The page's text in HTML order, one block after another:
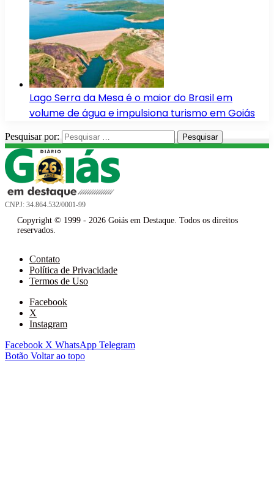
Lago Serra da Mesa é o maior do Brasil em
volume de água e impulsiona turismo em Goiás
Pesquisar por:
CNPJ: 34.864.532/0001-99
Copyright © 1999 - 2026 Goiás em Destaque. Todos os direitos
reservados.
Contato
Política de Privacidade
Termos de Uso
Facebook
X
Instagram
Facebook X WhatsApp Telegram
Botão Voltar ao topo